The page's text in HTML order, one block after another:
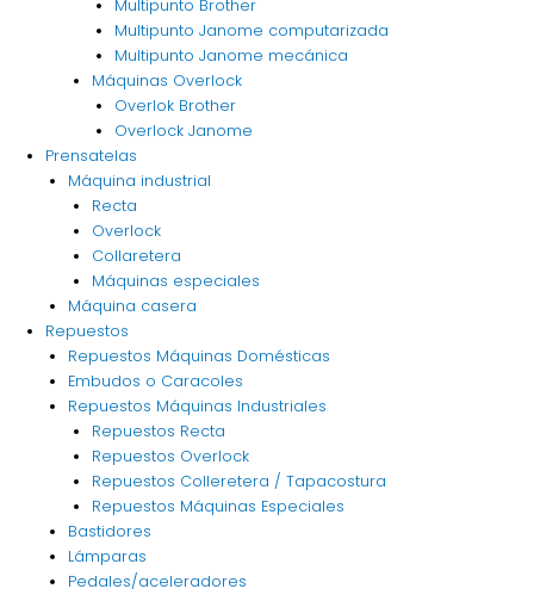
Multipunto Brother
Multipunto Janome computarizada
Multipunto Janome mecánica
Máquinas Overlock
Overlok Brother
Overlock Janome
Prensatelas
Máquina industrial
Recta
Overlock
Collaretera
Máquinas especiales
Máquina casera
Repuestos
Repuestos Máquinas Domésticas
Embudos o Caracoles
Repuestos Máquinas Industriales
Repuestos Recta
Repuestos Overlock
Repuestos Colleretera / Tapacostura
Repuestos Máquinas Especiales
Bastidores
Lámparas
Pedales/aceleradores